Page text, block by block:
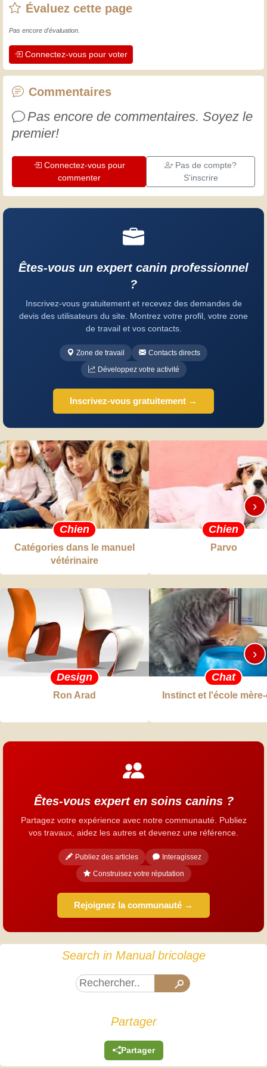
L'expérience est essentielle ! Elle nous
professionnels. Apprenons ensemble ;
chaque jour est une occasion de
progresser. Amusez-vous bien !
Évaluez cette page
Pas encore d'évaluation.
Connectez-vous pour voter
Commentaires
Pas encore de commentaires. Soyez le
premier!
Connectez-vous pour
commenter
Pas de compte?
S'inscrire
Êtes-vous un expert canin professionnel
?
Inscrivez-vous gratuitement et recevez des demandes de
devis des utilisateurs du site. Montrez votre profil, votre zone
de travail et vos contacts.
Zone de travail
Contacts directs
Développez votre activité
Inscrivez-vous gratuitement →
Chien
Catégories dans le manuel
vétérinaire
Chien
Parvo
›
Design
Ron Arad
Chat
Instinct et l'école
›
Êtes-vous expert en soins canins ?
Partagez votre expérience avec notre communauté. Publiez
vos travaux, aidez les autres et devenez une référence.
Publiez des articles
Interagissez
Construisez votre réputation
Rejoignez la communauté →
Search in Manual bricolage
Partager
Partager